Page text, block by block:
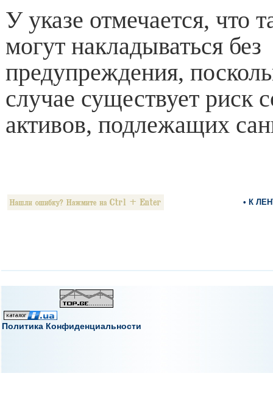
У указе отмечается, что
могут накладываться без
предупреждения,
случае существует риск
активов, подлежащих
• К
Политика Конфиденциальности